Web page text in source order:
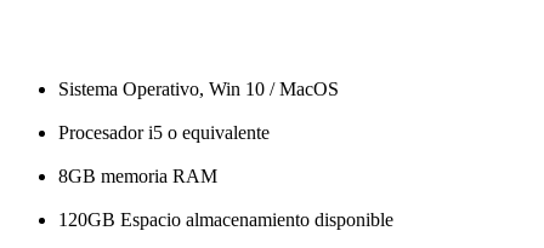
Sistema Operativo, Win 10 / MacOS
Procesador i5 o equivalente
8GB memoria RAM
120GB Espacio almacenamiento disponible